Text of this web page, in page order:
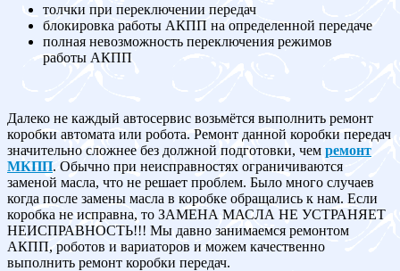
толчки при переключении передач
блокировка работы АКПП на определенной передаче
полная невозможность переключения режимов
работы АКПП
Далеко не каждый автосервис возьмётся выполнить ремонт
коробки автомата или робота. Ремонт данной коробки передач
значительно сложнее без должной подготовки, чем ремонт
МКПП. Обычно при неисправностях ограничиваются
заменой масла, что не решает проблем. Было много случаев
когда после замены масла в коробке обращались к нам. Если
коробка не исправна, то ЗАМЕНА МАСЛА НЕ УСТРАНЯЕТ
НЕИСПРАВНОСТЬ!!! Мы давно занимаемся ремонтом
АКПП, роботов и вариаторов и можем качественно
выполнить ремонт коробки передач.